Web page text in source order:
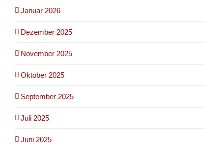
Januar 2026
Dezember 2025
November 2025
Oktober 2025
September 2025
Juli 2025
Juni 2025